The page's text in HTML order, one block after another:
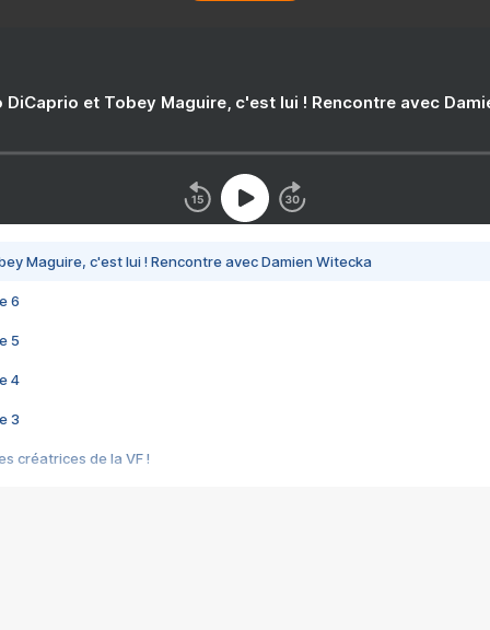
DiCaprio et Tobey Maguire, c'est lui ! Rencontre avec
Maguire, c'est lui ! Rencontre avec Damien Witecka
6
5
4
3
créatrices de la VF !